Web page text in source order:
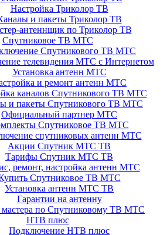
Настройка Триколор ТВ
и пакеты Триколор ТВ
антеннщик по Триколор ТВ
Спутниковое ТВ МТС
Спутникового ТВ МТС
телевидения МТС с Интернетом
Установка антенн МТС
и ремонт антенн МТС
каналов Спутникового ТВ МТС
и пакеты Спутникового ТВ МТС
Официальный партнер МТС
Спутниковое ТВ МТС
спутниковых антенн МТС
Акции Спутник МТС ТВ
Тарифы Спутник МТС ТВ
ремонт, настройка антенн МТС
Спутниковое ТВ МТС
Установка антенн МТС ТВ
Гарантии на антенну
по Спутниковому ТВ МТС
НТВ плюс
Подключение НТВ плюс